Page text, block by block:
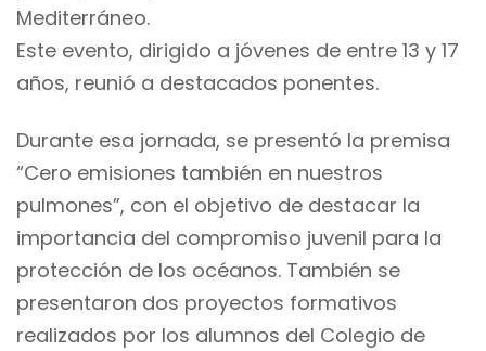
Mediterráneo.
Este evento, dirigido a jóvenes de entre 13 y 17
años, reunió a destacados ponentes.
Durante esa jornada, se presentó la premisa
“Cero emisiones también en nuestros
pulmones”, con el objetivo de destacar la
importancia del compromiso juvenil para la
protección de los océanos. También se
presentaron dos proyectos formativos
realizados por los alumnos del Colegio de